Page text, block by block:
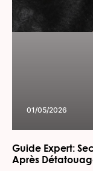
01/05/2026
Guide Expert:
Après